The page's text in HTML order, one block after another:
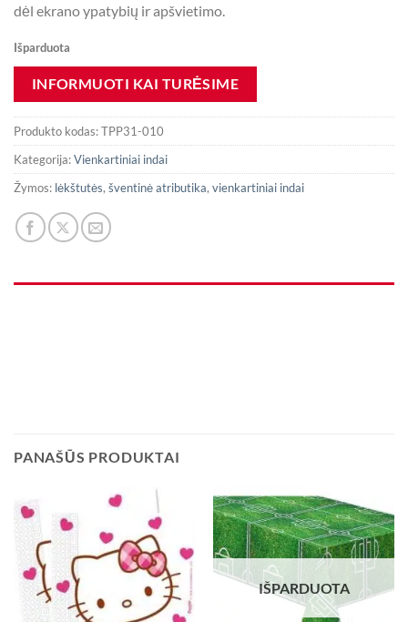
dėl ekrano ypatybių ir apšvietimo.
Išparduota
Produkto kodas:TPP31-010
Kategorija:Vienkartiniai indai
Žymos: lėkštutės, šventinė atributika, vienkartiniai indai
PANAŠŪS PRODUKTAI
IŠPARDUOTA